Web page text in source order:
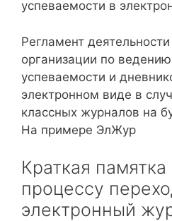
успеваемости в
Регламент
организации по
успеваемости и
электронном виде в
классных журналов на
На примере ЭлЖур
Краткая
процессу
электронный